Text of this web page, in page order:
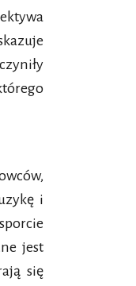
i
jest
się